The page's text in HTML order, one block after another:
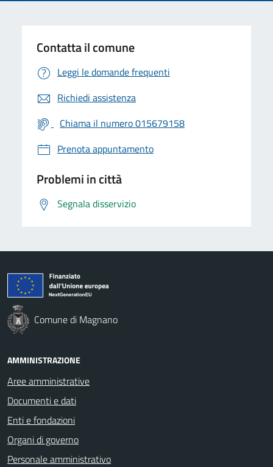
Contatta il comune
Leggi le domande frequenti
Richiedi assistenza
Chiama il numero 015679158
Prenota appuntamento
Problemi in città
Segnala disservizio
Comune di Magnano
AMMINISTRAZIONE
Aree amministrative
Documenti e dati
Enti e fondazioni
Organi di governo
Personale amministrativo